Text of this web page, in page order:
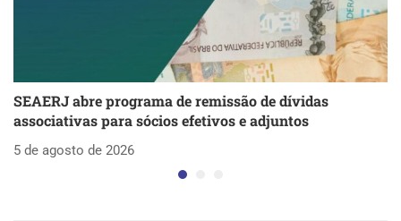
SEAERJ abre programa de remissão de dívidas
associativas para sócios efetivos e adjuntos
5 de agosto de 2026